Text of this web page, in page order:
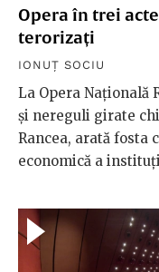
Opera în trei
terorizați
IONUȚ SOCIU
La Opera Națională
și nereguli girate
Rancea, arată fosta
economică a